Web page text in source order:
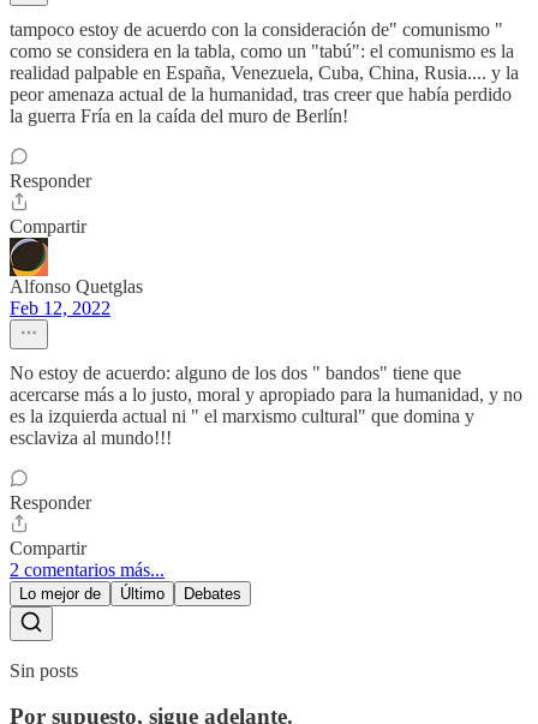
tampoco estoy de acuerdo con la consideración de" comunismo "
como se considera en la tabla, como un "tabú": el comunismo es la
realidad palpable en España, Venezuela, Cuba, China, Rusia.... y la
peor amenaza actual de la humanidad, tras creer que había perdido
la guerra Fría en la caída del muro de Berlín!
Responder
Compartir
Alfonso Quetglas
Feb 12, 2022
No estoy de acuerdo: alguno de los dos " bandos" tiene que
acercarse más a lo justo, moral y apropiado para la humanidad, y no
es la izquierda actual ni " el marxismo cultural" que domina y
esclaviza al mundo!!!
Responder
Compartir
2 comentarios más...
Lo mejor de Último Debates
Sin posts
Por supuesto, sigue adelante.